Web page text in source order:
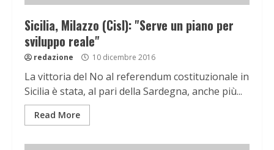
Sicilia, Milazzo (Cisl): "Serve un piano per
sviluppo reale"
redazione 10 dicembre 2016
La vittoria del No al referendum costituzionale in
Sicilia è stata, al pari della Sardegna, anche più...
Read More